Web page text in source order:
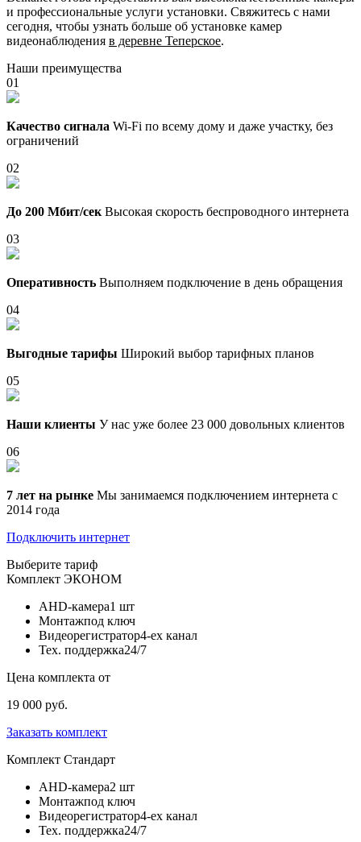
и профессиональные услуги установки. Свяжитесь с нами
сегодня, чтобы узнать больше об установке камер
видеонаблюдения в деревне Теперское.
Наши преимущества
01
Качество сигнала Wi-Fi по всему дому и даже участку, без
ограничений
02
До 200 Мбит/сек Высокая скорость беспроводного интернета
03
Оперативность Выполняем подключение в день обращения
04
Выгодные тарифы Широкий выбор тарифных планов
05
Наши клиенты У нас уже более 23 000 довольных клиентов
06
7 лет на рынке Мы занимаемся подключением интернета с
2014 года
Подключить интернет
Выберите тариф
Комплект ЭКОНОМ
AHD-камера1 шт
Монтажпод ключ
Видеорегистратор4-ех канал
Тех. поддержка24/7
Цена комплекта от
19 000 руб.
Заказать комплект
Комплект Стандарт
AHD-камера2 шт
Монтажпод ключ
Видеорегистратор4-ех канал
Тех. поддержка24/7